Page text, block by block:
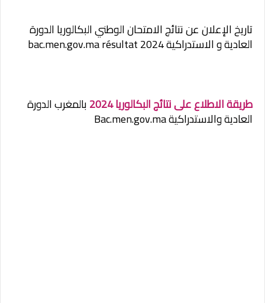
تاريخ الإعلان عن نتائج الامتحان الوطني البكالوريا الدورة
العادية و الاستدراكية 2024 bac.men.gov.ma résultat
طريقة الاطلاع على نتائج البكالوريا 2024 بالمغرب الدورة
العادية والاستدراكية Bac.men.gov.ma